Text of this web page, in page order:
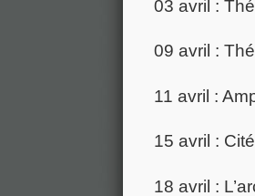
03 avril :
09 avril :
11 avril :
15 avril :
18 avril :